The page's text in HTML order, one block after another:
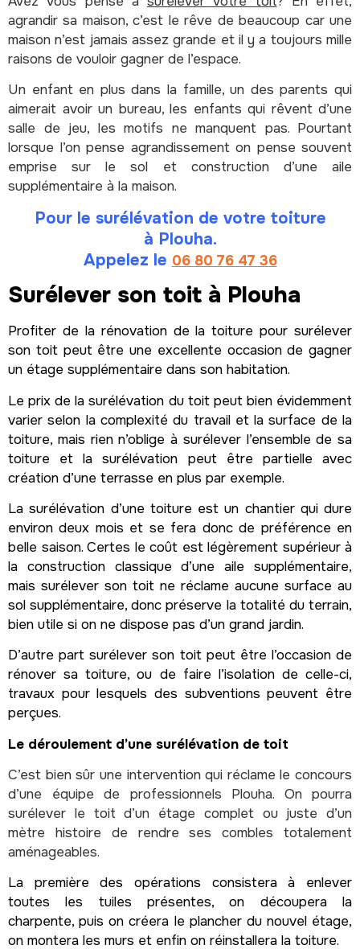
agrandir sa maison, c’est le rêve de beaucoup car une
maison n’est jamais assez grande et il y a toujours mille
raisons de vouloir gagner de l’espace.
Un enfant en plus dans la famille, un des parents qui
aimerait avoir un bureau, les enfants qui rêvent d’une
salle de jeu, les motifs ne manquent pas. Pourtant
lorsque l’on pense agrandissement on pense souvent
emprise sur le sol et construction d’une aile
supplémentaire à la maison.
Pour le surélévation de votre toiture
à Plouha.
Appelez le 06 80 76 47 36
Surélever son toit à Plouha
Profiter de la rénovation de la toiture pour surélever
son toit peut être une excellente occasion de gagner
un étage supplémentaire dans son habitation.
Le prix de la surélévation du toit peut bien évidemment
varier selon la complexité du travail et la surface de la
toiture, mais rien n’oblige à surélever l’ensemble de sa
toiture et la surélévation peut être partielle avec
création d’une terrasse en plus par exemple.
La surélévation d’une toiture est un chantier qui dure
environ deux mois et se fera donc de préférence en
belle saison. Certes le coût est légèrement supérieur à
la construction classique d’une aile supplémentaire,
mais surélever son toit ne réclame aucune surface au
sol supplémentaire, donc préserve la totalité du terrain,
bien utile si on ne dispose pas d’un grand jardin.
D’autre part surélever son toit peut être l’occasion de
rénover sa toiture, ou de faire l’isolation de celle-ci,
travaux pour lesquels des subventions peuvent être
perçues.
Le déroulement d’une surélévation de toit
C’est bien sûr une intervention qui réclame le concours
d’une équipe de professionnels Plouha. On pourra
surélever le toit d’un étage complet ou juste d’un
mètre histoire de rendre ses combles totalement
aménageables.
La première des opérations consistera à enlever
toutes les tuiles présentes, on découpera la
charpente, puis on créera le plancher du nouvel étage,
on montera les murs et enfin on réinstallera la toiture.